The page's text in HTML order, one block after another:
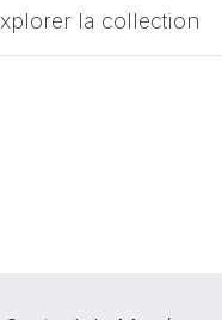
la collection